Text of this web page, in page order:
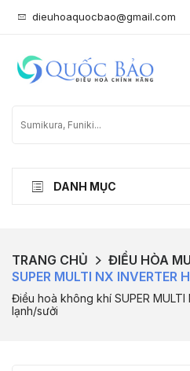
dieuhoaquocbao@gmail.com
DANH MỤC
TRANG CHỦ ĐIỀU HÒA
SUPER MULTI NX INVERTER
Điều hoà không khí SUPER MULTI
lạnh/sưởi